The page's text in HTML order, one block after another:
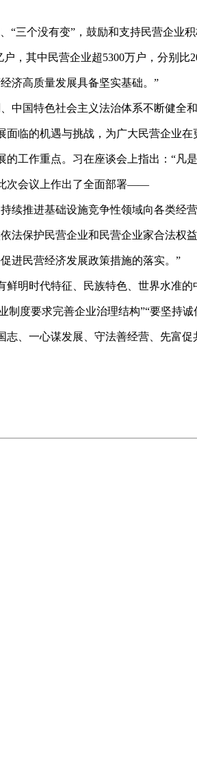
个没有变”，鼓励和支持民营企业积
其中民营企业超5300万户，分别比
济高质量发展具备坚实基础。”
国特色社会主义法治体系不断健全
的机遇与挑战，为广大民营企业在
作重点。习在座谈会上指出：“凡
次会议上作出了全面部署——
推进基础设施竞争性领域向各类经
保护民营企业和民营企业家合法权
民营经济发展政策措施的落实。”
时代特征、民族特色、世界水准的
度要求完善企业治理结构”“要坚持
一心谋发展、守法善经营、先富促